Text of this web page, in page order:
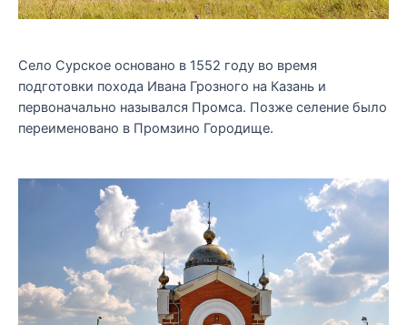
Село Сурское основано в 1552 году во время
подготовки похода Ивана Грозного на Казань и
первоначально назывался Промса. Позже селение было
переименовано в Промзино Городище.